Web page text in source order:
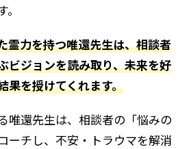
霊力を持つ唯還先生は、相談者
ビジョンを読み取り、未来を好
果を授けてくれます。
唯還先生は、相談者の「悩みの
ーチし、不安・トラウマを解消